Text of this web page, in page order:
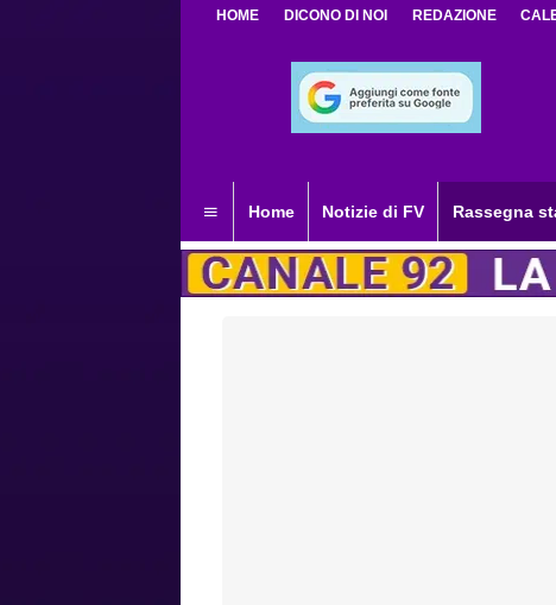
HOME DICONO DI NOI REDAZIONE
Home Notizie di FV Rassegna